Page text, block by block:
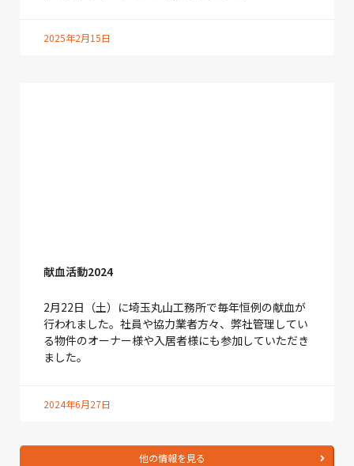
2025年2月15日
献血活動2024
2月22日（土）に埼玉丸山工務所で毎年恒例の献血が
行われました。社員や協力業者方々、弊社管理してい
る物件のオーナー様や入居者様にも参加していただき
ました。
2024年6月27日
他の情報を見る